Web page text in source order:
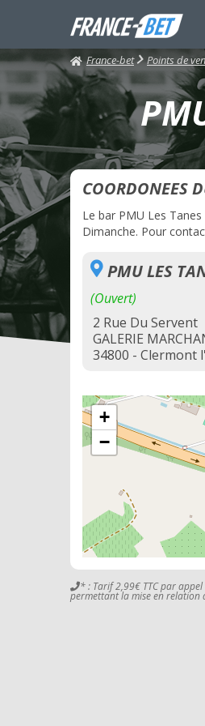
France-bet Points de
COORDONEES
Le bar PMU Les
Dimanche. Pour
PMU LES
(Ouvert)
2 Rue Du Servent
GALERIE
34800 - Clermont
+
−
* : Tarif 2,99€ TTC par
permettant la mise en relation